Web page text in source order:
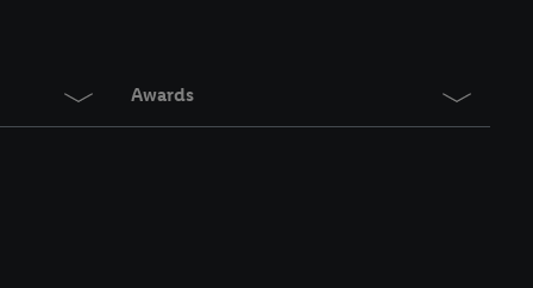
Awards
vergelijkbare
in te